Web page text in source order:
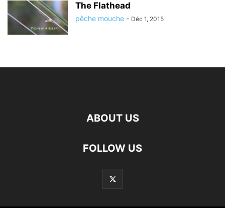
The Flathead
pêche mouche - Déc 1, 2015
ABOUT US
FOLLOW US